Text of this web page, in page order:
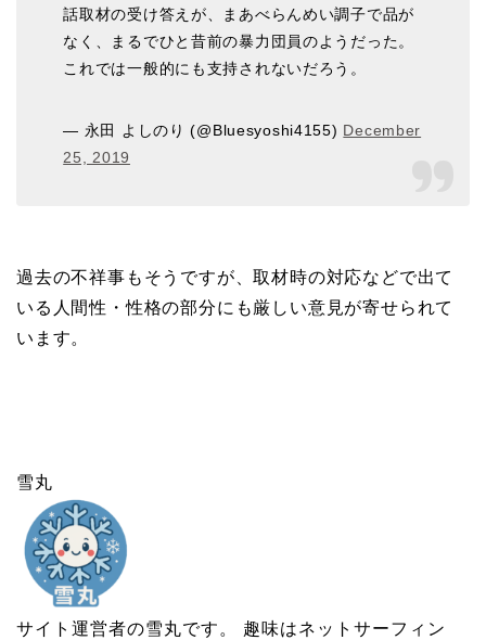
話取材の受け答えが、まあべらんめい調子で品が
なく、まるでひと昔前の暴力団員のようだった。
これでは一般的にも支持されないだろう。
— 永田 よしのり (@Bluesyoshi4155) December
25, 2019
過去の不祥事もそうですが、取材時の対応などで出て
いる人間性・性格の部分にも厳しい意見が寄せられて
います。
雪丸
サイト運営者の雪丸です。 趣味はネットサーフィン